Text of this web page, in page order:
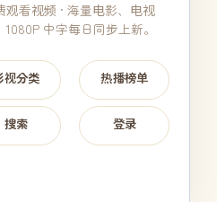
观看视频 · 海量电影、电视
中字每日同步上新。
视分类 热播榜单
搜索 登录